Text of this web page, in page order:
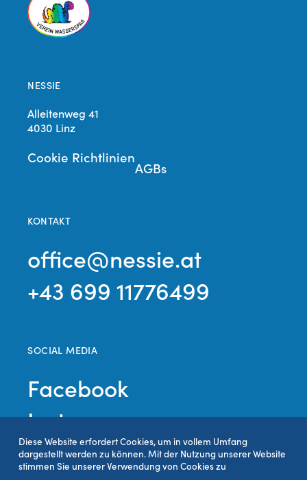
NESSIE
Alleitenweg 41
4030 Linz
Cookie Richtlinien
AGBs
KONTAKT
office@nessie.at
+43 699 11776499
SOCIAL MEDIA
Facebook
Instagram
Diese Website erfordert Cookies, um in vollem Umfang
dargestellt werden zu können. Mit der Nutzung unserer Website
stimmen Sie unserer Verwendung von Cookies zu